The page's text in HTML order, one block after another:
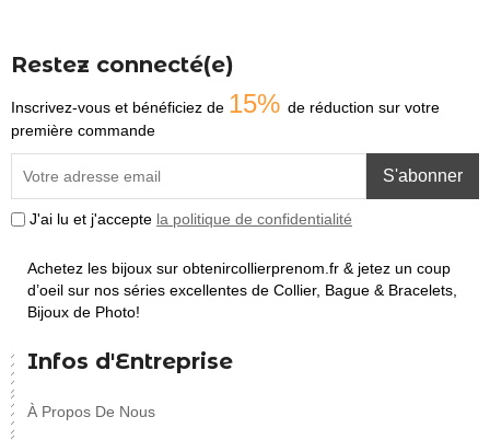
Restez connecté(e)
Inscrivez-vous et bénéficiez de 15% de réduction sur votre
première commande
S'abonner
J'ai lu et j'accepte la politique de confidentialité
Achetez les bijoux sur obtenircollierprenom.fr & jetez un coup
d’oeil sur nos séries excellentes de Collier, Bague & Bracelets,
Bijoux de Photo!
Infos d'Entreprise
À Propos De Nous